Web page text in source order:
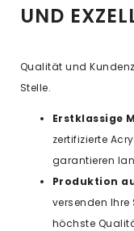
UND
Qualität und
Stelle.
Erstklassige
zertifizierte
garantieren
Produktion
versenden
höchste